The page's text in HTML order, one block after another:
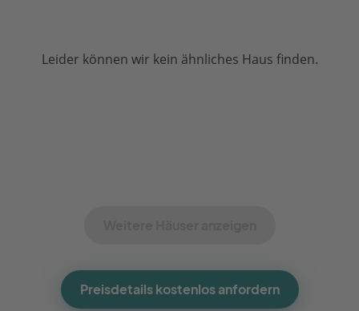
Leider können wir kein ähnliches Haus finden.
Preisdetails kostenlos anfordern